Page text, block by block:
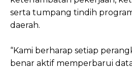
serta tumpang tindih
daerah.
“Kami berharap setiap
benar aktif memperbarui